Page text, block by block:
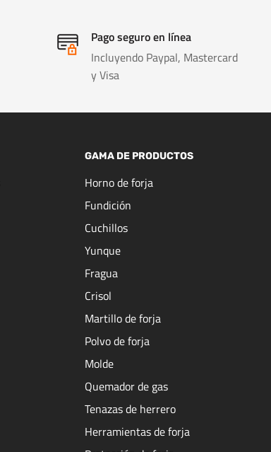
Pago seguro en línea
Incluyendo Paypal, Mastercard
y Visa
GAMA DE PRODUCTOS
Horno de forja
Fundición
Cuchillos
Yunque
Fragua
Crisol
Martillo de forja
Polvo de forja
Molde
Quemador de gas
Tenazas de herrero
Herramientas de forja